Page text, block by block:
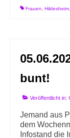
Frauen Hildesheim
bunt!
Veröffentlicht in:
Jemand aus
dem
Infostand die